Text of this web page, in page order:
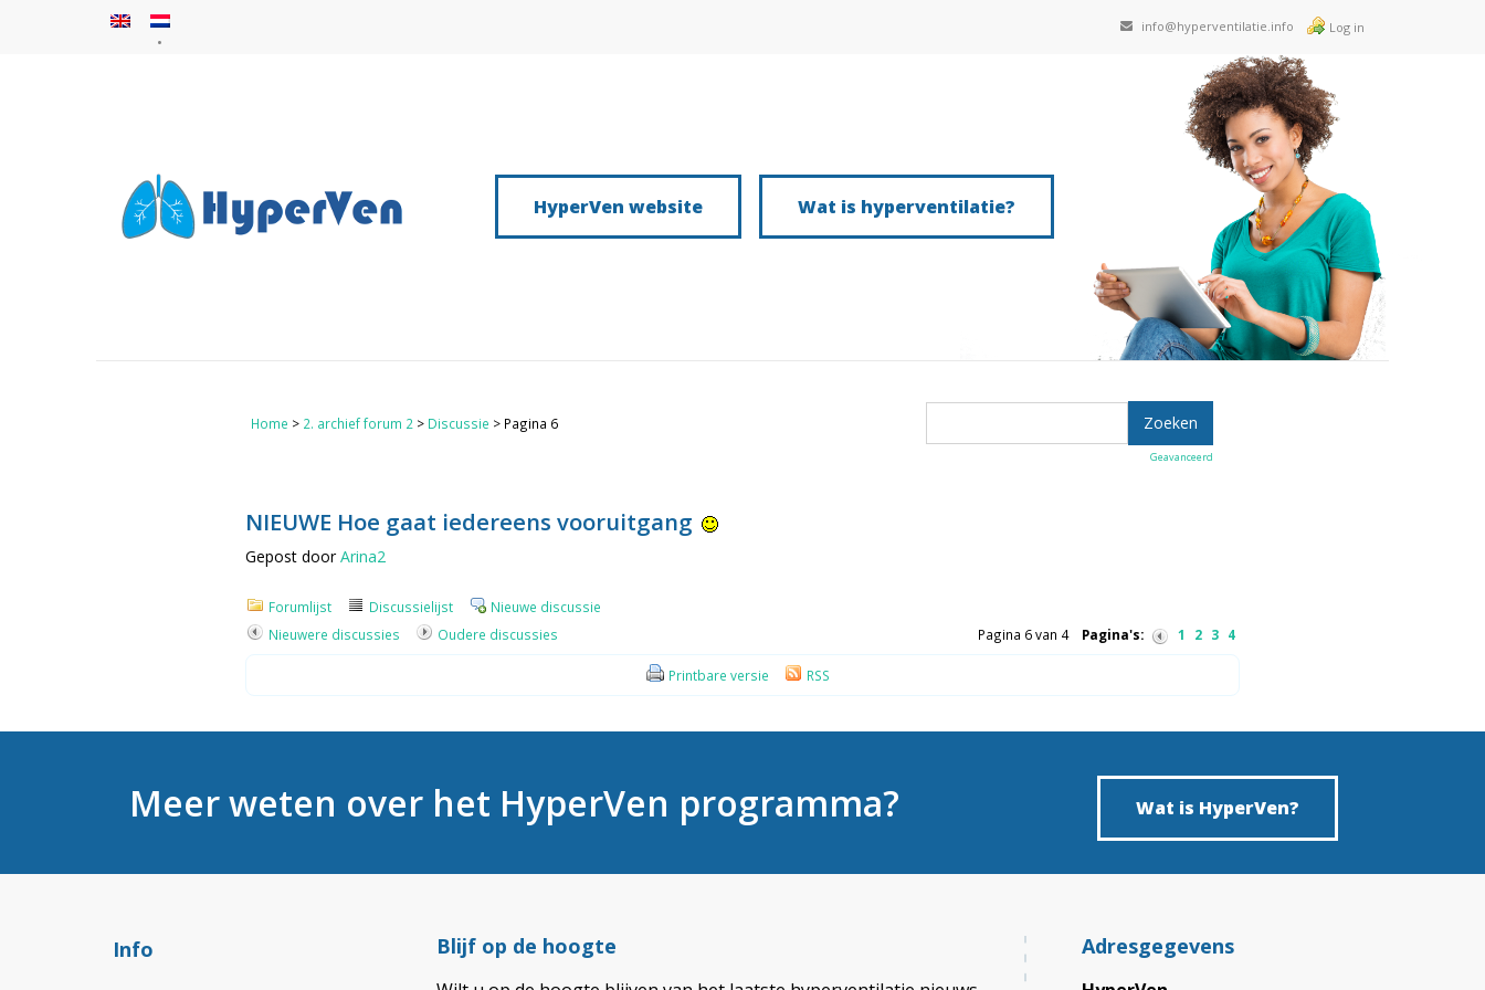
info@hyperventilatie.info Log in
HyperVen website Wat is hyperventilatie?
Home > 2. archief forum 2 > Discussie > Pagina 6
Geavanceerd
NIEUWE Hoe gaat iedereens vooruitgang
Gepost doorArina2
Forumlijst Discussielijst
Nieuwe discussie
Pagina 6 van 4 Pagina's: 1 2 3 4
Nieuwere discussies Oudere discussies
Printbare versie RSS
Meer weten over het HyperVen programma? Wat is HyperVen?
Info Blijf op de hoogte Adresgegevens